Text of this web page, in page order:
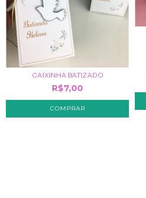
CAIXINHA BATIZADO
R$7,00